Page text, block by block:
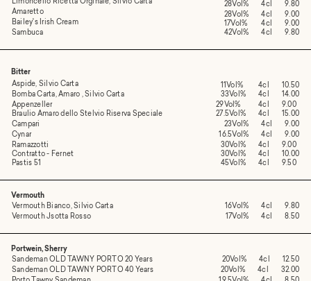
Limoncello Ricetta Orginale, Silvio Carta
Amaretto
Bailey's Irish Cream
Sambuca
28Vol%
4cl
9.80
28Vol%
17Vol%
42Vol%
4cl
4cl
4cl
9.00
9.00
9.80
Bitter
Aspide, Silvio Carta
Bomba Carta, Amaro , Silvio Carta
Appenzeller
Braulio Amaro dello Stelvio Riserva Speciale
Campari
Cynar
Ramazzotti
Contratto - Fernet
Pastis 51
11Vol%
33Vol%
4cl
4cl
10.50
14.00
29Vol%
27.5Vol%
4cl
4cl
9.00
15.00
23Vol%
4cl
9.00
16.5Vol%
4cl
9.00
30Vol%
30Vol%
45Vol%
4cl
4cl
4cl
9.00
10.00
9.50
Vermouth
Vermouth Bianco, Silvio Carta
Vermouth Jsotta Rosso
16Vol% 4cl
9.80
17Vol%
4cl 8.50
Portwein, Sherry
Sandeman OLD TAWNY PORTO 20 Years
Sandeman OLD TAWNY PORTO 40 Years
20Vol% 4cl
12.50
20Vol%
4cl
32.00